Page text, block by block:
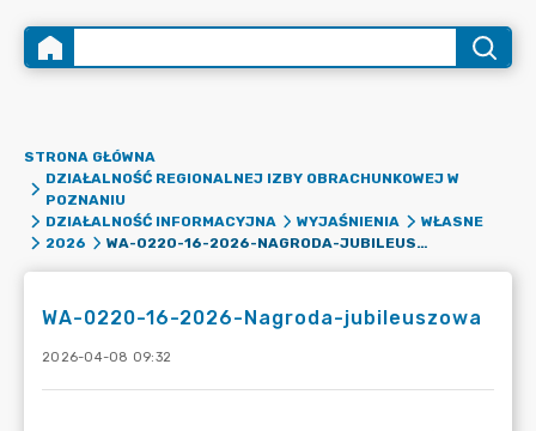
STRONA GŁÓWNA
DZIAŁALNOŚĆ REGIONALNEJ IZBY OBRACHUNKOWEJ W
POZNANIU
DZIAŁALNOŚĆ INFORMACYJNA
WYJAŚNIENIA
WŁASNE
2026
WA-0220-16-2026-NAGRODA-JUBILEUSZOWA
WA-0220-16-2026-Nagroda-jubileuszowa
2026-04-08 09:32